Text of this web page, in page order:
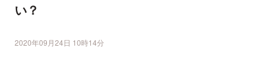
い？
2020年09月24日 10時14分